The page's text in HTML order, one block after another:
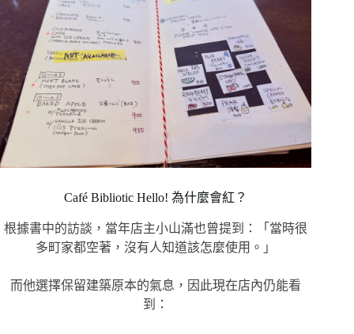
Café Bibliotic Hello! 為什麼會紅？
根據書中的訪談，當年店主小山滿也曾提到：「當時很
多町家都空著，沒有人知道該怎麼使用。」
而他選擇保留建築原本的氣息，因此現在店內仍能看
到：